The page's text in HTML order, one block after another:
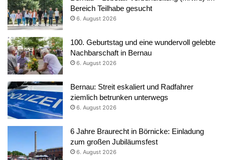
Bereich Teilhabe gesucht
6. August 2026
100. Geburtstag und eine wundervoll gelebte
Nachbarschaft in Bernau
6. August 2026
Bernau: Streit eskaliert und Radfahrer
ziemlich betrunken unterwegs
6. August 2026
6 Jahre Braurecht in Börnicke: Einladung
zum großen Jubiläumsfest
6. August 2026